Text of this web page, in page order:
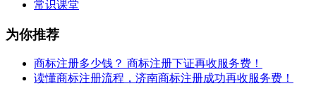
常识课堂
为你推荐
商标注册多少钱？ 商标注册下证再收服务费！
读懂商标注册流程，济南商标注册成功再收服务费！